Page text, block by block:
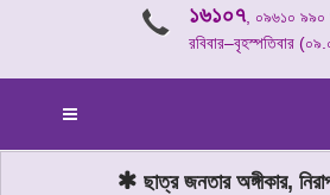
১৬১০৭, ০৯৬১০ ৯৯০
রবিবার–বৃহস্পতিবার
ছাত্র জনতার অঙ্গীকার,